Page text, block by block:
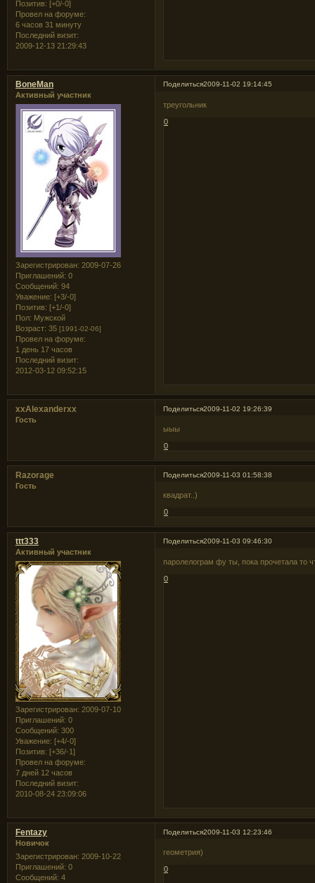
Позитив: [+0/-0]
Провел на форуме:
6 часов 31 минуту
Последний визит:
2009-12-13 21:29:43
Поделиться2009-11-02 19:14:45
BoneMan
Активный участник
Зарегистрирован: 2009-07-26
Приглашений: 0
Сообщений: 94
Уважение: [+3/-0]
Позитив: [+1/-0]
Пол: Мужской
Возраст: 35 [1991-02-06]
Провел на форуме:
1 день 17 часов
Последний визит:
2012-03-12 09:52:15
треугольник
0
Поделиться2009-11-02 19:26:39
xxAlexanderxx
Гость
ыыы
0
Поделиться2009-11-03 01:58:38
Razorage
Гость
квадрат..)
0
Поделиться2009-11-03 09:46:30
ttt333
Активный участник
Зарегистрирован: 2009-07-10
Приглашений: 0
Сообщений: 300
Уважение: [+4/-0]
Позитив: [+36/-1]
Провел на форуме:
7 дней 12 часов
Последний визит:
2010-08-24 23:09:06
паролелограм фу ты, пока прочетала то
0
Поделиться2009-11-03 12:23:46
Fentazy
Новичок
Зарегистрирован: 2009-10-22
Приглашений: 0
Сообщений: 4
геометрия)
0